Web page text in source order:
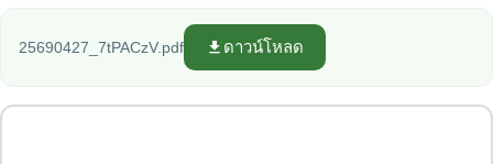
25690427_7tPACzV.pdf file_download ดาวน์โหลด